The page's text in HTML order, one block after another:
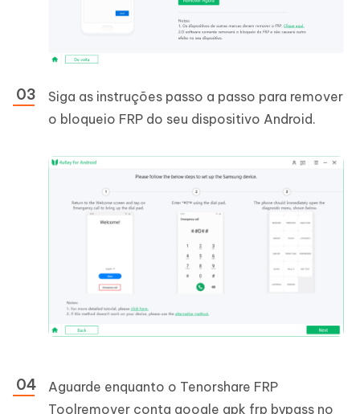
Siga as instruções passo a passo para remover
o bloqueio FRP do seu dispositivo Android.
Aguarde enquanto o Tenorshare FRP
Toolremover conta google apk frp bypass no